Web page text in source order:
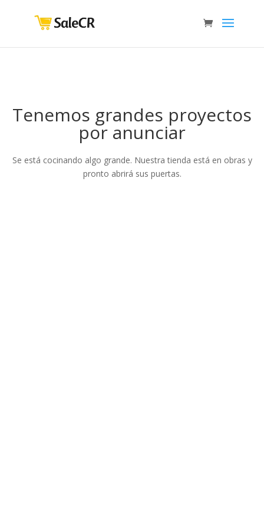
Tenemos grandes proyectos
por anunciar
Se está cocinando algo grande. Nuestra tienda está en obras y
pronto abrirá sus puertas.